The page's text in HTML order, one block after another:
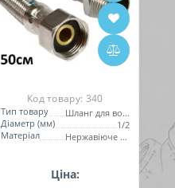
Код товару: 340
Тип товару
Шланг для води
Діаметр (мм)
1/2
Матеріал
Нержавіюче обплетення
Ціна: